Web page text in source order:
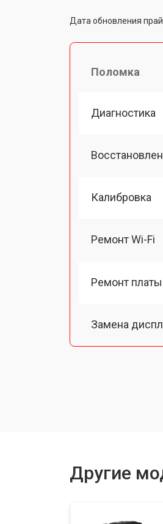
Дата обновления
Поломка
Диагностика
Калибровка
Ремонт Wi-Fi
Ремонт
Замена
Другие